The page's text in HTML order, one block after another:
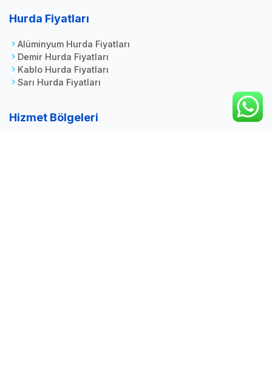
Hurda Fiyatları
Alüminyum Hurda Fiyatları
Demir Hurda Fiyatları
Kablo Hurda Fiyatları
Sarı Hurda Fiyatları
Hizmet Bölgeleri